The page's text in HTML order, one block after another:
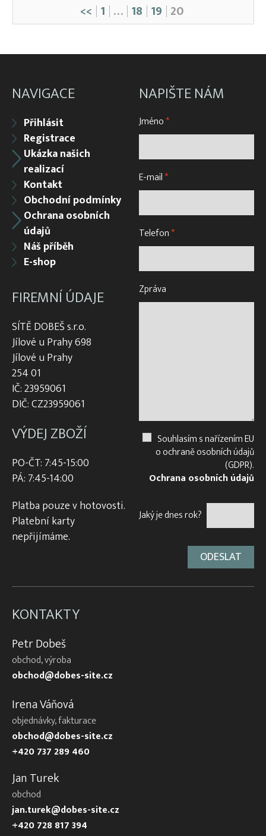
<< 1 … 18 19 20
NAVIGACE
Přihlásit
Registrace
Ukázka našich
realizací
Kontakt
Obchodní podmínky
Ochrana osobních
údajů
Náš příběh
E-shop
FIREMNÍ ÚDAJE
SÍTĚ DOBEŠ s.r.o.
Jílové u Prahy 698
Jílové u Prahy
254 01
IČ: 23959061
DIČ: CZ23959061
VÝDEJ ZBOŽÍ
PO-ČT: 7:45-15:00
PÁ: 7:45-14:00
Platba pouze v hotovosti.
Platební karty
nepřijímáme.
NAPIŠTE NÁM
Jméno*
E-mail*
Telefon*
Zpráva
Souhlasím s nařízením EU
o ochraně osobních údajů
(GDPR).
Ochrana osobních údajů
Jaký je dnes rok?
KONTAKTY
Petr Dobeš
obchod, výroba
obchod@dobes-site.cz
Irena Váňová
objednávky, fakturace
obchod@dobes-site.cz
+420 737 289 460
Jan Turek
obchod
jan.turek@dobes-site.cz
+420 728 817 394